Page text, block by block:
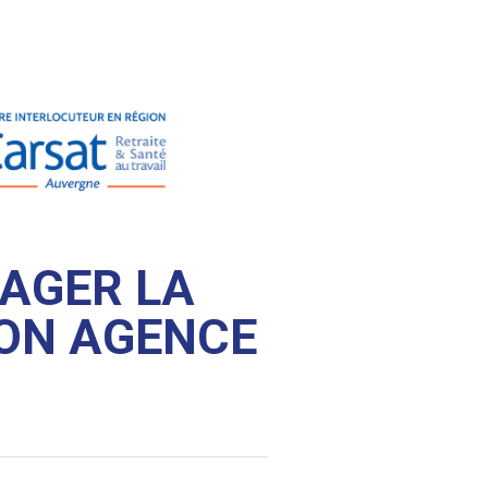
LA
AGENCE